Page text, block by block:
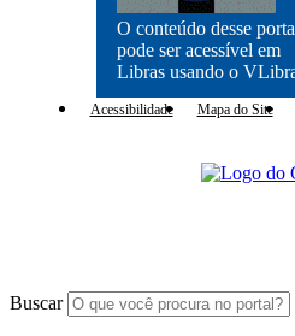
O conteúdo desse
pode ser acessível em
Libras usando o
Acessibilidade Mapa do Site
Buscar